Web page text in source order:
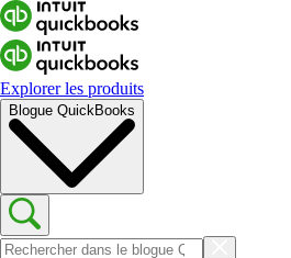
Explorer les produits
Blogue QuickBooks